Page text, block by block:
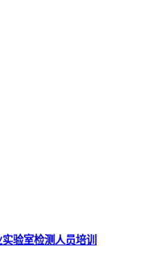
验室检测人员培训